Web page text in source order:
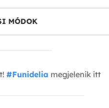
MÓDOK
#Funidelia megjelenik itt